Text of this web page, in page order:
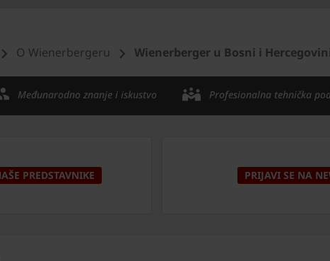
O Wienerbergeru Wienerberger u Bosni i Hercegovini
Međunarodno znanje i iskustvo Profesionalna tehnička
PREDSTAVNIKE PRIJAVI SE NA